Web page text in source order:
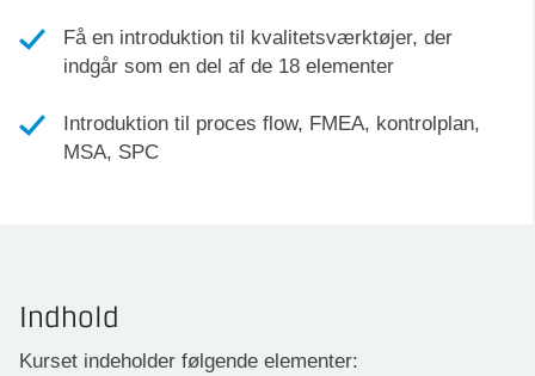
Få en introduktion til kvalitetsværktøjer, der
indgår som en del af de 18 elementer
Introduktion til proces flow, FMEA, kontrolplan,
MSA, SPC
Indhold
Kurset indeholder følgende elementer: